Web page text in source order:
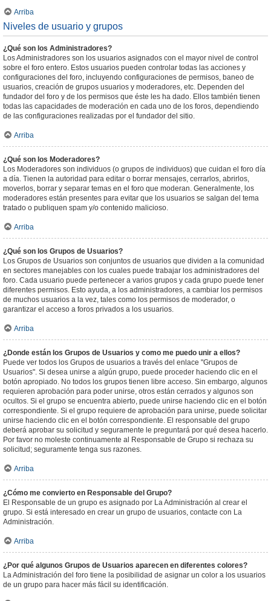
Arriba
Niveles de usuario y grupos
¿Qué son los Administradores?
Los Administradores son los usuarios asignados con el mayor nivel de control
sobre el foro entero. Estos usuarios pueden controlar todas las acciones y
configuraciones del foro, incluyendo configuraciones de permisos, baneo de
usuarios, creación de grupos usuarios y moderadores, etc. Dependen del
fundador del foro y de los permisos que éste les ha dado. Ellos también tienen
todas las capacidades de moderación en cada uno de los foros, dependiendo
de las configuraciones realizadas por el fundador del sitio.
Arriba
¿Qué son los Moderadores?
Los Moderadores son individuos (o grupos de individuos) que cuidan el foro día
a día. Tienen la autoridad para editar o borrar mensajes, cerrarlos, abrirlos,
moverlos, borrar y separar temas en el foro que moderan. Generalmente, los
moderadores están presentes para evitar que los usuarios se salgan del tema
tratado o publiquen spam y/o contenido malicioso.
Arriba
¿Qué son los Grupos de Usuarios?
Los Grupos de Usuarios son conjuntos de usuarios que dividen a la comunidad
en sectores manejables con los cuales puede trabajar los administradores del
foro. Cada usuario puede pertenecer a varios grupos y cada grupo puede tener
diferentes permisos. Esto ayuda, a los administradores, a cambiar los permisos
de muchos usuarios a la vez, tales como los permisos de moderador, o
garantizar el acceso a foros privados a los usuarios.
Arriba
¿Donde están los Grupos de Usuarios y como me puedo unir a ellos?
Puede ver todos los Grupos de usuarios a través del enlace "Grupos de
Usuarios". Si desea unirse a algún grupo, puede proceder haciendo clic en el
botón apropiado. No todos los grupos tienen libre acceso. Sin embargo, algunos
requieren aprobación para poder unirse, otros están cerrados y algunos son
ocultos. Si el grupo se encuentra abierto, puede unirse haciendo clic en el botón
correspondiente. Si el grupo requiere de aprobación para unirse, puede solicitar
unirse haciendo clic en el botón correspondiente. El responsable del grupo
deberá aprobar su solicitud y seguramente le preguntará por qué desea hacerlo.
Por favor no moleste continuamente al Responsable de Grupo si rechaza su
solicitud; seguramente tenga sus razones.
Arriba
¿Cómo me convierto en Responsable del Grupo?
El Responsable de un grupo es asignado por La Administración al crear el
grupo. Si está interesado en crear un grupo de usuarios, contacte con La
Administración.
Arriba
¿Por qué algunos Grupos de Usuarios aparecen en diferentes colores?
La Administración del foro tiene la posibilidad de asignar un color a los usuarios
de un grupo para hacer más fácil su identificación.